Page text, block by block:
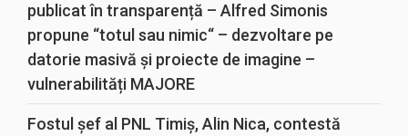
publicat în transparență – Alfred Simonis
propune “totul sau nimic“ – dezvoltare pe
datorie masivă și proiecte de imagine –
vulnerabilități MAJORE
Fostul șef al PNL Timiș, Alin Nica, contestă